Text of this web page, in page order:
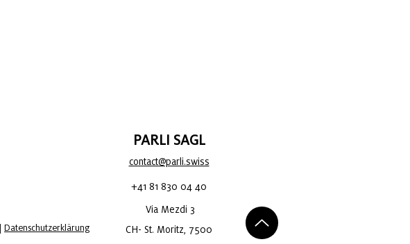
Datenschutzerklärung
PARLI SAGL
contact@parli.swiss
+41 81 830 04 40
Via Mezdi 3
CH- St. Moritz, 7500